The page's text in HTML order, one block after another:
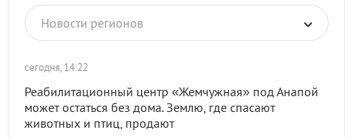
Новости регионов
сегодня, 14:22
Реабилитационный центр «Жемчужная» под Анапой
может остаться без дома. Землю, где спасают
животных и птиц, продают